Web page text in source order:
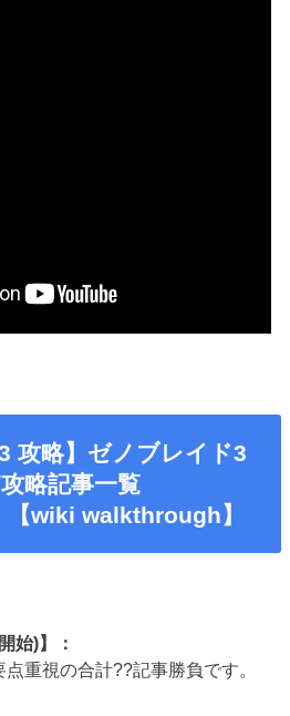
攻略】ゼノブレイド3
略記事一覧
【wiki walkthrough】
始)】：
重視の合計??記事勝負です。